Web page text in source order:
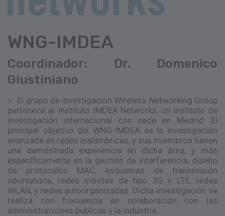
WNG-IMDEA
Coordinador: Dr. Domenico
Giustiniano
El grupo de investigación Wireless Networking Group
pertenece al Instituto IMDEA Networks, un instituto de
investigación internacional con sede en Madrid. El
principal objetivo del WNG-IMDEA es la investigación
avanzada en redes inalámbricas, y sus miembros tienen
una demostrada experiencia en dicha área, y más
específicamente en la gestión de interferencia, diseño
de protocolos MAC, esquemas de transmisión
oportunista, redes móviles de tipo 3G y LTE, redes
WLAN, y redes autoorganizadas. Dicha investigación se
realiza con frecuencia en colaboración con las
administraciones públicas y la industria.